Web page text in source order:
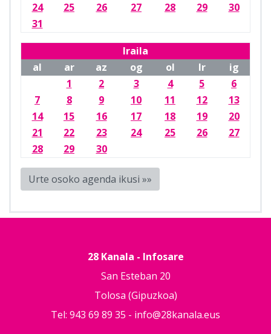
24
25 26 27 28 29
30
31
Iraila
al
ar az og ol lr
ig
1
2 3 4 5
6
7
8 9 10 11 12
13
14
15 16 17 18 19
20
21
22 23 24 25 26
27
28
29 30
Urte osoko agenda ikusi »»
28 Kanala - Infosare
San Esteban 20
Tolosa (Gipuzkoa)
Tel: 943 69 89 35 - info@28kanala.eus